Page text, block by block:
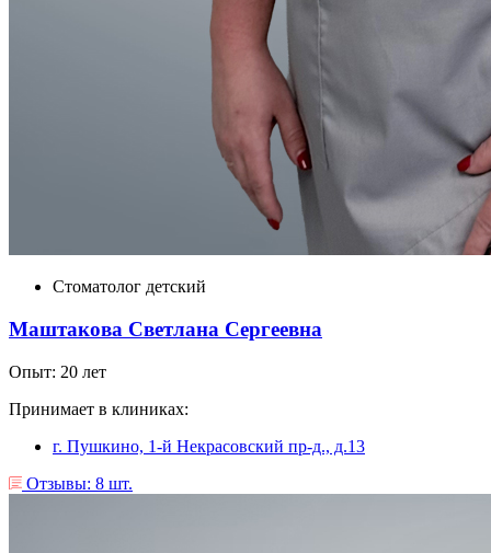
Стоматолог детский
Маштакова Светлана Сергеевна
Опыт: 20 лет
Принимает в клиниках:
г. Пушкино, 1-й Некрасовский пр-д., д.13
Отзывы: 8 шт.